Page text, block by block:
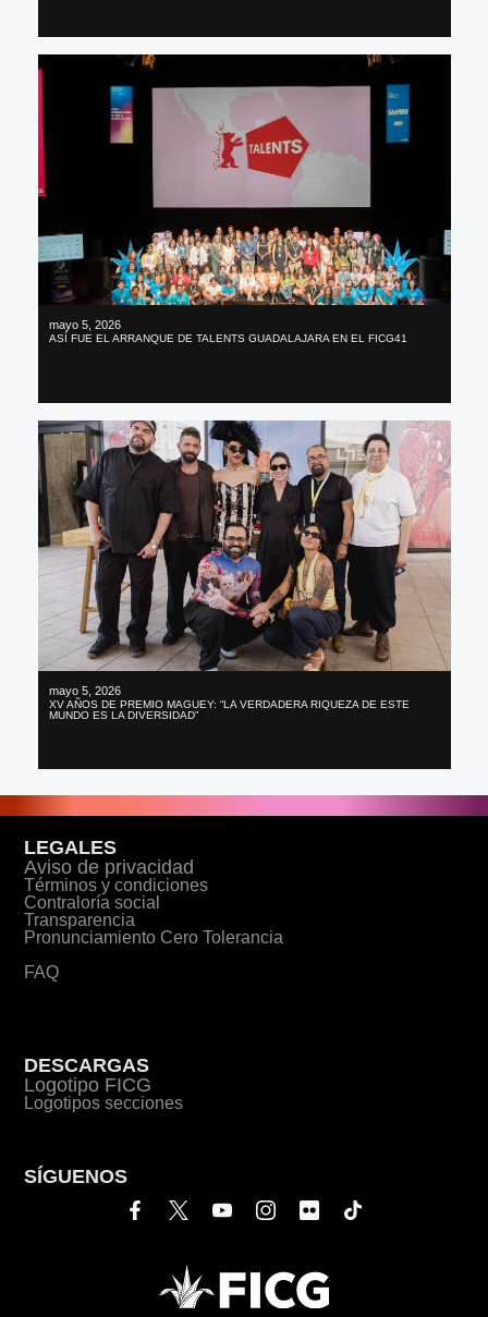
mayo 5, 2026
ASÍ FUE EL ARRANQUE DE TALENTS GUADALAJARA EN EL FICG41
mayo 5, 2026
XV AÑOS DE PREMIO MAGUEY: “LA VERDADERA RIQUEZA DE ESTE
MUNDO ES LA DIVERSIDAD”
LEGALES
Aviso de privacidad
Términos y condiciones
Contraloría social
Transparencia
Pronunciamiento Cero Tolerancia
FAQ
DESCARGAS
Logotipo FICG
Logotipos secciones
SÍGUENOS